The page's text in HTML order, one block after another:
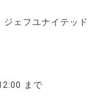
ェフユナイテッド
まで